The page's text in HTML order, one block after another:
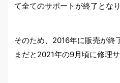
て全てのサポートが終了となり
そのため、2016年に販売が終
まだと2021年の9月頃に修理